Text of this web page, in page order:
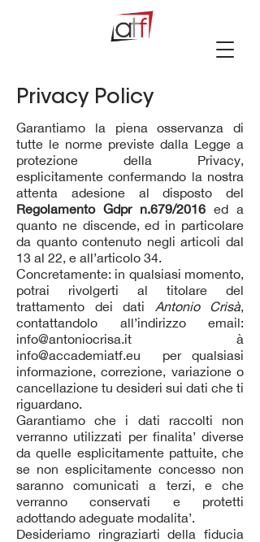
Privacy Policy
Garantiamo la piena osservanza di
tutte le norme previste dalla Legge a
protezione della Privacy,
esplicitamente confermando la nostra
attenta adesione al disposto del
Regolamento Gdpr n.679/2016 ed a
quanto ne discende, ed in particolare
da quanto contenuto negli articoli dal
13 al 22, e all’articolo 34.
Concretamente: in qualsiasi momento,
potrai rivolgerti al titolare del
trattamento dei dati Antonio Crisà,
contattandolo all’indirizzo email:
info@antoniocrisa.it à
info@accademiatf.eu per qualsiasi
informazione, correzione, variazione o
cancellazione tu desideri sui dati che ti
riguardano.
Garantiamo che i dati raccolti non
verranno utilizzati per finalita’ diverse
da quelle esplicitamente pattuite, che
se non esplicitamente concesso non
saranno comunicati a terzi, e che
verranno conservati e protetti
adottando adeguate modalita’.
Desideriamo ringraziarti della fiducia